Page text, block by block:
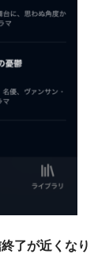
了が近くなり